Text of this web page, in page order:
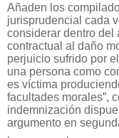
Añaden los
jurisprudencial cada
considerar dentro del
contractual al daño
perjuicio sufrido por
una persona como
es víctima
facultades morales”,
indemnización
argumento en